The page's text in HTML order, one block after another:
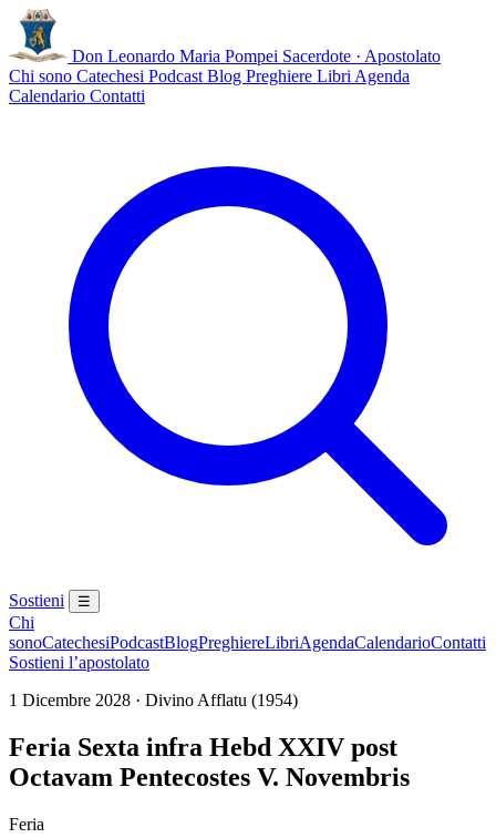
Don Leonardo Maria Pompei Sacerdote · Apostolato
Chi sono Catechesi Podcast Blog Preghiere Libri Agenda
Calendario Contatti
Sostieni ☰
Chi
sonoCatechesiPodcastBlogPreghiereLibriAgendaCalendarioContatti
Sostieni l’apostolato
1 Dicembre 2028 · Divino Afflatu (1954)
Feria Sexta infra Hebd XXIV post
Octavam Pentecostes V. Novembris
Feria